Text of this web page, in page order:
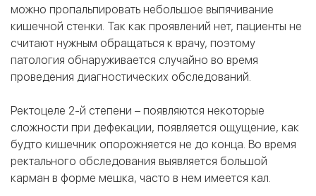
можно пропальпировать небольшое выпячивание
кишечной стенки. Так как проявлений нет, пациенты не
считают нужным обращаться к врачу, поэтому
патология обнаруживается случайно во время
проведения диагностических обследований.
Ректоцеле 2-й степени – появляются некоторые
сложности при дефекации, появляется ощущение, как
будто кишечник опорожняется не до конца. Во время
ректального обследования выявляется большой
карман в форме мешка, часто в нем имеется кал.